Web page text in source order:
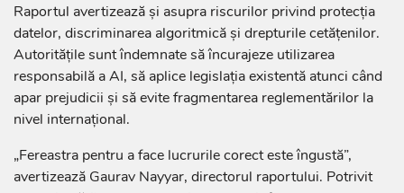
Raportul avertizează și asupra riscurilor privind protecția
datelor, discriminarea algoritmică și drepturile cetățenilor.
Autoritățile sunt îndemnate să încurajeze utilizarea
responsabilă a AI, să aplice legislația existentă atunci când
apar prejudicii și să evite fragmentarea reglementărilor la
nivel internațional.
„Fereastra pentru a face lucrurile corect este îngustă”,
avertizează Gaurav Nayyar, directorul raportului. Potrivit